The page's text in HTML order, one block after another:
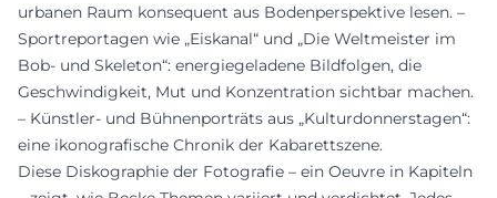
urbanen Raum konsequent aus Bodenperspektive lesen. –
Sportreportagen wie „Eiskanal“ und „Die Weltmeister im
Bob- und Skeleton“: energiegeladene Bildfolgen, die
Geschwindigkeit, Mut und Konzentration sichtbar machen.
– Künstler- und Bühnenporträts aus „Kulturdonnerstagen“:
eine ikonografische Chronik der Kabarettszene.
Diese Diskographie der Fotografie – ein Oeuvre in Kapiteln